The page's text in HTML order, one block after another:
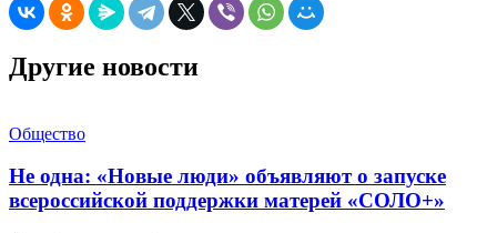
Другие новости
Общество
Не одна: «Новые люди» объявляют о запуске
всероссийской поддержки матерей «СОЛО+»